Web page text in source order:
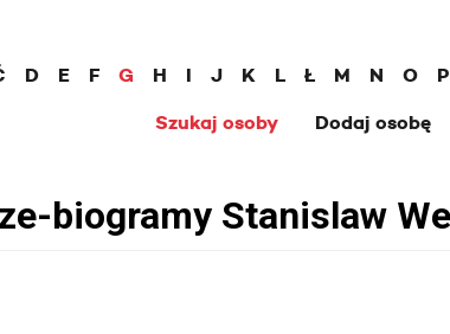
D E F G H I J K L Ł M N O P
Szukaj osoby
Dodaj osobę